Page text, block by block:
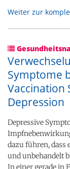
Weiter zur
Symptome
Vaccination
Depression
Depressive
dazu führen, dass
und unbehandelt
In einer gerade in